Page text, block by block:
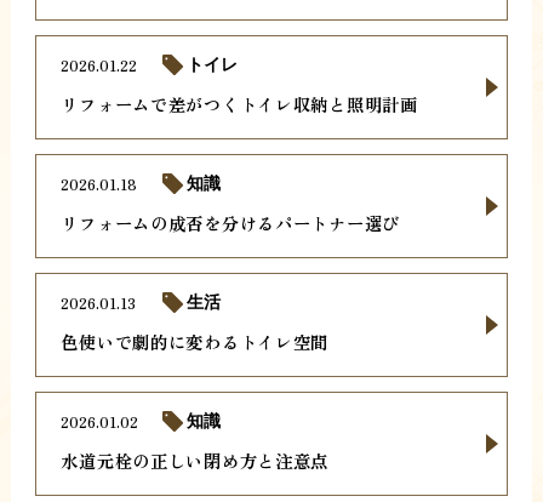
リフォームで差がつくトイレ収納と照明計画
2026.01.22 トイレ
リフォームの成否を分けるパートナー選び
2026.01.18 知識
色使いで劇的に変わるトイレ空間
2026.01.13 生活
水道元栓の正しい閉め方と注意点
2026.01.02 知識